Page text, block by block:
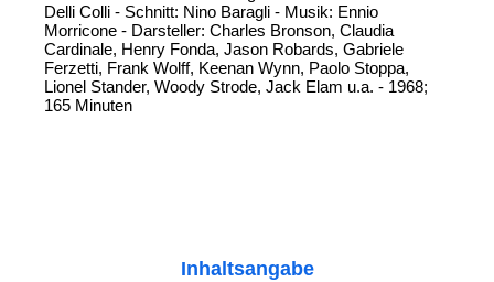
Delli Colli - Schnitt: Nino Baragli - Musik: Ennio
Morricone - Darsteller: Charles Bronson, Claudia
Cardinale, Henry Fonda, Jason Robards, Gabriele
Ferzetti, Frank Wolff, Keenan Wynn, Paolo Stoppa,
Lionel Stander, Woody Strode, Jack Elam u.a. - 1968;
165 Minuten
Inhaltsangabe